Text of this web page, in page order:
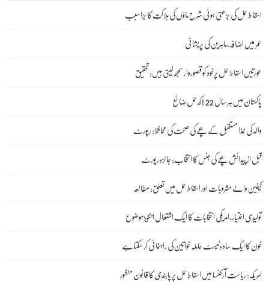
اسقاط حمل کی بڑھتی ہوئی شرح ماؤں کی ہلاکت کا بڑا سبب
عمر میں اضافہ، ماہرین کی پریشانی
عورتیں اسقاط حمل پرخود کو قصوروار سمجھ لیتی ہیں: تحقیق
پاکستان میں ہر سال 22 لاکھ حمل ضائع
والد کی غذا مستقبل کے بچے کی صحت کی محافظ: رپورٹ
قبل از پیدائش بچے کی جنس کا انتخاب: جائزہ رپورٹ
کیفین والے مشروبات اور اسقاط حمل میں تعلق: مطالعہ
تولیدی اختیار، امریکی انتخابات کا ایک اشتعال انگیز موضوع
خون کا ایک سادہ ٹیسٹ حاملہ خواتین کی راہنمائی کر سکتا ہے
امریکہ: ریاست آرکنسا میں اسقاطِ حمل پر پابندی کا قانون منظور